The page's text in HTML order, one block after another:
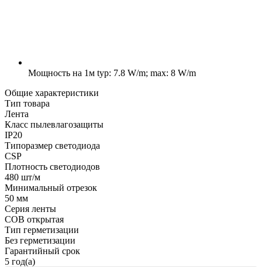
Мощность на 1м typ: 7.8 W/m; max: 8 W/m
Общие характеристики
Тип товара
Лента
Класс пылевлагозащиты
IP20
Типоразмер светодиода
CSP
Плотность светодиодов
480 шт/м
Минимальный отрезок
50 мм
Серия ленты
COB открытая
Тип герметизации
Без герметизации
Гарантийный срок
5 год(а)